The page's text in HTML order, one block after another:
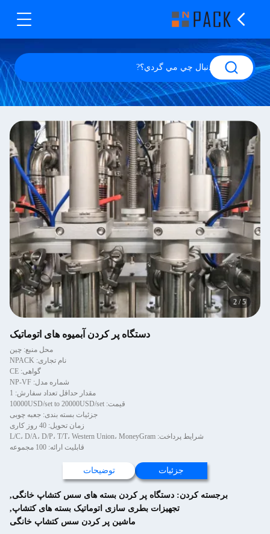
2 /5
دستگاه پر کردن آبمیوه های اتوماتیک
محل منبع: چین
نام تجاری: NPACK
گواهی: CE
شماره مدل: NP-VF
مقدار حداقل تعداد سفارش: 1
قیمت: 10000USD/set to 20000USD/set
جزئیات بسته بندی: جعبه چوبی
زمان تحویل: 40 روز کاری
شرایط پرداخت: L/C، D/A، D/P، T/T، Western Union، MoneyGram
قابلیت ارائه: 100 مجموعه
جزئیات توضیحات
برجسته کردن: دستگاه پر کردن بسته های سس کتشاپ خانگی,
تجهیزات بطری سازی اتوماتیک بسته های کتشاپ,
ماشین پر کردن سس کتشاپ خانگی